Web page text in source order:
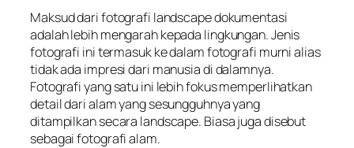
Maksud dari fotografi landscape dokumentasi
adalah lebih mengarah kepada lingkungan. Jenis
fotografi ini termasuk ke dalam fotografi murni alias
tidak ada impresi dari manusia di dalamnya.
Fotografi yang satu ini lebih fokus memperlihatkan
detail dari alam yang sesungguhnya yang
ditampilkan secara landscape. Biasa juga disebut
sebagai fotografi alam.